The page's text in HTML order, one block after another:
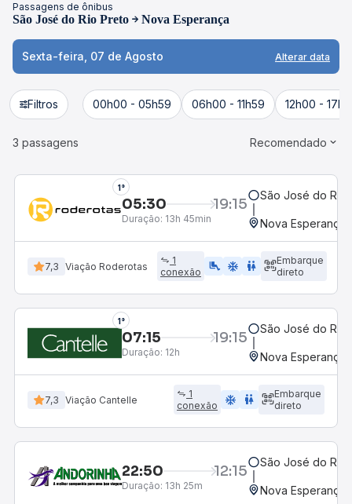
Passagens de ônibus
São José do Rio Preto Nova Esperança
Sexta-feira, 07 de Agosto Alterar data
Filtros 00h00 - 05h59 06h00 - 11h59 12h00 -
3 passagens Recomendado
1°
05:30 19:15
Duração: 13h 45min
São José do Rio
Nova Esperança,
7,3 Viação Roderotas
1
conexão
airline_seat_legroom_extra ac_unit WC
Embarque
direto
1°
07:15 19:15
Duração: 12h
São José do Rio
Nova Esperança,
7,3 Viação Cantelle
1
conexão
ac_unit wc
Embarque
direto
22:50 12:15
Duração: 13h 25m
São José do Rio
Nova Esperança,